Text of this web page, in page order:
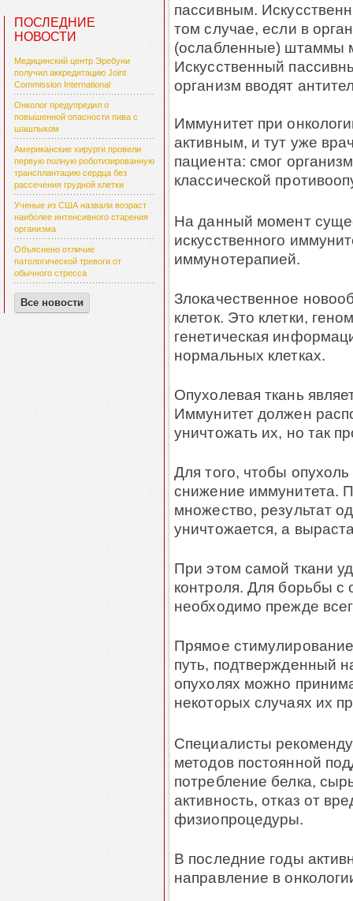
ПОСЛЕДНИЕ
НОВОСТИ
Медицинский центр Эребуни
получил аккредитацию Joint
Commission International
Онколог предупредил о
повышенной опасности пива с
шашлыком
Американские хирурги провели
первую полную роботизированную
трансплантацию сердца без
рассечения грудной клетки
Ученые из США назвали возраст
наиболее интенсивного старения
организма
Объяснено отличие
патологической тревоги от
обычного стресса
Все новости
пассивным.
том случае, если в
(ослабленные) штаммы
Искусственный
организм вводят
Иммунитет при
активным, и тут уже
пациента: смог
классической
На данный момент
искусственного
иммунотерапией.
Злокачественное
клеток. Это клетки,
генетическая
нормальных клетках.
Опухолевая ткань
Иммунитет должен
уничтожать их, но так
Для того, чтобы
снижение иммунитета.
множество, результат
уничтожается, а
При этом самой ткани
контроля. Для борьбы с
необходимо прежде
Прямое
путь, подтвержденный
опухолях можно
некоторых случаях их
Специалисты
методов постоянной
потребление белка,
активность, отказ от
физиопроцедуры.
В последние годы
направление в